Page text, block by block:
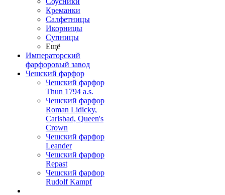
Креманки
Салфетницы
Икорницы
Супницы
Ещё
Императорский
фарфоровый завод
Чешский фарфор
Чешский фарфор
Thun 1794 a.s.
Чешский фарфор
Roman Lidicky,
Carlsbad, Queen's
Crown
Чешский фарфор
Leander
Чешский фарфор
Repast
Чешский фарфор
Rudolf Kampf